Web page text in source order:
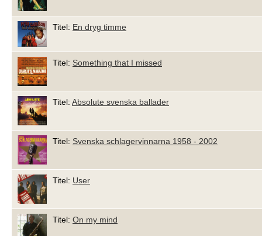
Titel: En dryg timme
Titel: Something that I missed
Titel: Absolute svenska ballader
Titel: Svenska schlagervinnarna 1958 - 2002
Titel: User
Titel: On my mind